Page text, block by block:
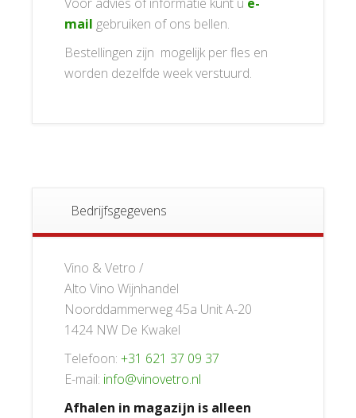
mail gebruiken of ons bellen.
Bestellingen zijn mogelijk per fles en
worden dezelfde week verstuurd.
Bedrijfsgegevens
Vino & Vetro /
Alto Vino Wijnhandel
Noorddammerweg 45a Unit A-20
1424 NW De Kwakel
Telefoon: +31 621 37 09 37
E-mail: info@vinovetro.nl
Afhalen in magazijn is alleen